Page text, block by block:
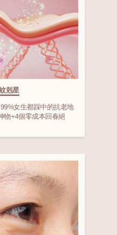
剋星
女生都踩中的抗老地
物+4個零成本回春絕